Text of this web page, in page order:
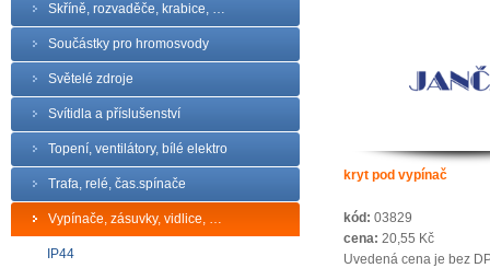
Skříně, rozvaděče, krabice, …
Součástky pro hromosvody
Světelé zdroje
Svítidla a příslušenství
Topení, ventilátory, bílé elektro
Trafa, relé, čas.spínače
Vypínače, zásuvky, vidlice, …
IP44
kryt pod vypínač
kód: 03829
cena: 20,55 Kč
Uvedená cena je bez